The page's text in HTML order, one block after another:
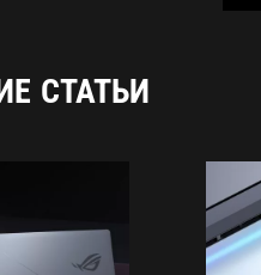
СТАТЬИ